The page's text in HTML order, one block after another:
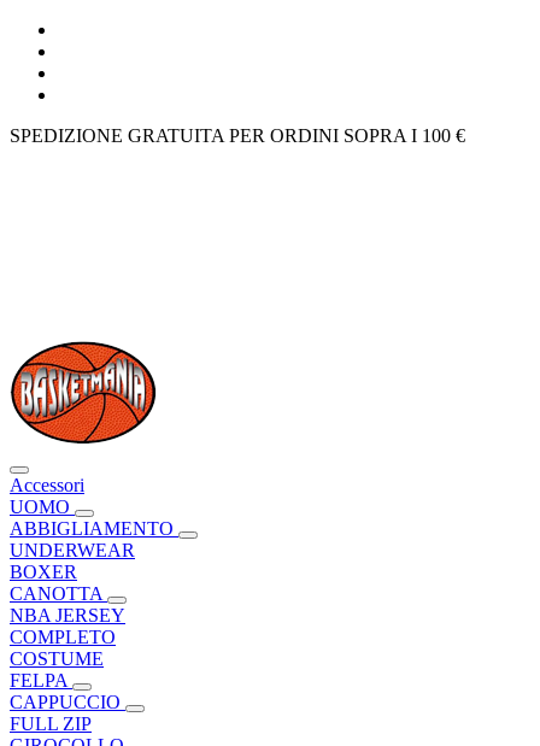
SPEDIZIONE GRATUITA PER ORDINI SOPRA I 100 €
Accessori
UOMO
ABBIGLIAMENTO
UNDERWEAR
BOXER
CANOTTA
NBA JERSEY
COMPLETO
COSTUME
FELPA
CAPPUCCIO
FULL ZIP